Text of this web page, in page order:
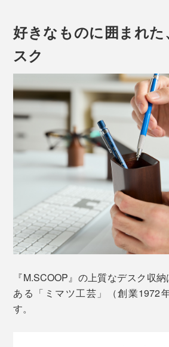
『M.SCOOP（エム スコープ）』は
もととのう、大人の収納道具です。
日本の木工職人が削り出した、ひ
と、木ならではの温かみが伝わっ
好きなものに囲まれた
スク
『M.SCOOP』の上質なデスク収
ある「ミマツ工芸」（創業1972
す。